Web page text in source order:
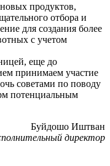
продуктов,
отбора и
для создания более
с учетом
еще до
принимаем участие
советами по поводу
потенциальным
Буйдошо Иштван
директор